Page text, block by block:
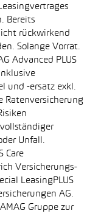
Bereits
rückwirkend
Solange Vorrat.
Advanced PLUS
und -ersatz exkl.
Ratenversicherung
Unfall.
Care
Versicherungs-
LeasingPLUS
AG.
Gruppe zur